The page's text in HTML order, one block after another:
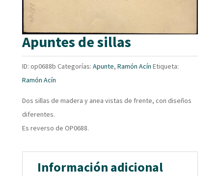
Apuntes de sillas
ID: op0688b Categorías: Apunte, Ramón Acín Etiqueta:
Ramón Acín
Dos sillas de madera y anea vistas de frente, con diseños
diferentes.
Es reverso de OP0688.
Información adicional